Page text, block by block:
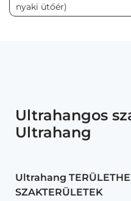
nyaki ütőér)
Ultrahangos
Ultrahang
Ultrahang
SZAKTERÜLETEK